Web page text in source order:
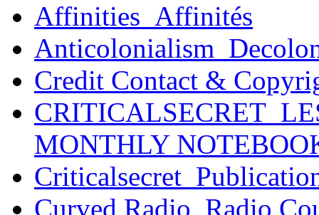
Affinities_Affinités
Credit Contact &
MONTHLY
Curved Radio_Radio